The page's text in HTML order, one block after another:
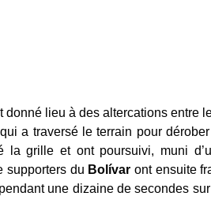
lieu à des altercations entre
qui a traversé le terrain pour
la grille et ont poursuivi, muni
supporters du Bolívar ont ensuite
une dizaine de secondes